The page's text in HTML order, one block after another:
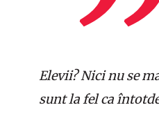
Elevii? Nici nu se
sunt la fel ca